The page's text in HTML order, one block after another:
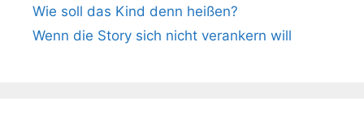
Wie soll das Kind denn heißen?
Wenn die Story sich nicht verankern will